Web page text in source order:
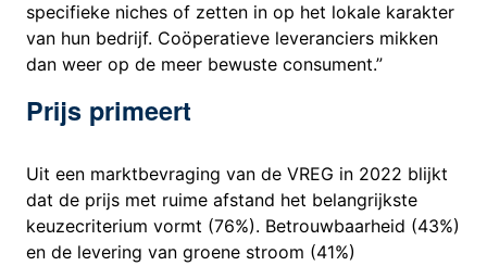
specifieke niches of zetten in op het lokale karakter
van hun bedrijf. Coöperatieve leveranciers mikken
dan weer op de meer bewuste consument.”
Prijs primeert
Uit een marktbevraging van de VREG in 2022 blijkt
dat de prijs met ruime afstand het belangrijkste
keuzecriterium vormt (76%). Betrouwbaarheid (43%)
en de levering van groene stroom (41%)